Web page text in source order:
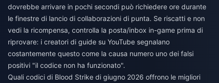
dovrebbe arrivare in pochi secondi può richiedere ore durante
le finestre di lancio di collaborazioni di punta. Se riscatti e non
vedi la ricompensa, controlla la posta/inbox in-game prima di
riprovare: i creatori di guide su YouTube segnalano
costantemente questo come la causa numero uno dei falsi
positivi "il codice non ha funzionato".
Quali codici di Blood Strike di giugno 2026 offrono le migliori